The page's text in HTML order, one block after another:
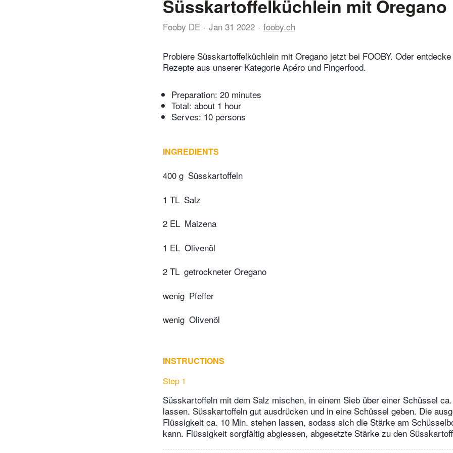
Süsskartoffelküchlein mit Oregano
Fooby DE Jan 31 2022 fooby.ch
Probiere Süsskartoffelküchlein mit Oregano jetzt bei FOOBY. Oder
Rezepte aus unserer Kategorie Apéro und Fingerfood.
Preparation: 20 minutes
Total: about 1 hour
Serves: 10 persons
INGREDIENTS
400 g Süsskartoffeln
1 TL Salz
2 EL Maizena
1 EL Olivenöl
2 TL getrockneter Oregano
wenig Pfeffer
wenig Olivenöl
INSTRUCTIONS
Step 1
Süsskartoffeln mit dem Salz mischen, in einem Sieb über einer Schüssel
lassen. Süsskartoffeln gut ausdrücken und in eine Schüssel geben. Die
Flüssigkeit ca. 10 Min. stehen lassen, sodass sich die Stärke am
kann. Flüssigkeit sorgfältig abgiessen, abgesetzte Stärke zu den